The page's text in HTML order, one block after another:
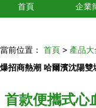
首頁 企業
當前位置： 首頁 > 產品大
爆招商熱潮 哈爾濱沈陽
首款便攜式心